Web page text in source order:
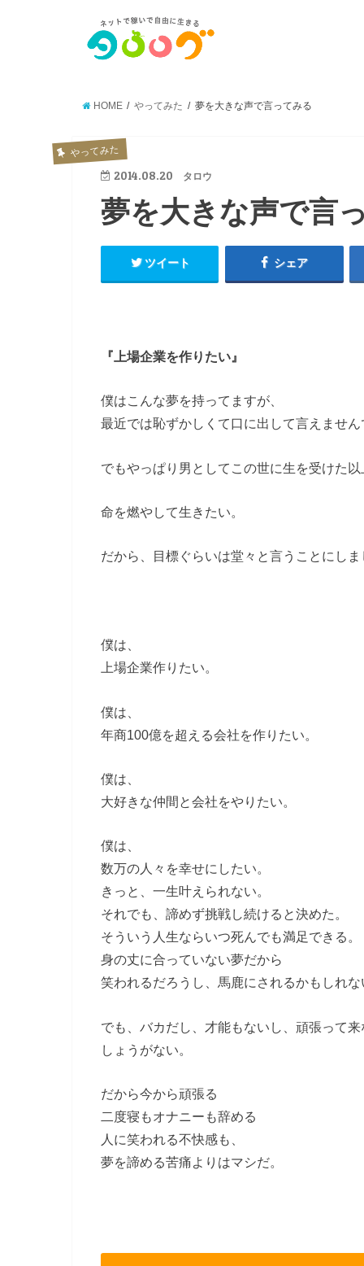
HOME やってみた 夢を大きな声で言ってみる
やってみた
2014.08.20 タロウ
夢を大きな声で言
ツイート シェア
『上場企業を作りたい』
僕はこんな夢を持ってますが、
最近では恥ずかしくて口に出して言えません
でもやっぱり男としてこの世に生を受けた以
命を燃やして生きたい。
だから、目標ぐらいは堂々と言うことにしま
僕は、
上場企業作りたい。
僕は、
年商100億を超える会社を作りたい。
僕は、
大好きな仲間と会社をやりたい。
僕は、
数万の人々を幸せにしたい。
きっと、一生叶えられない。
それでも、諦めず挑戦し続けると決めた。
そういう人生ならいつ死んでも満足できる。
身の丈に合っていない夢だから
笑われるだろうし、馬鹿にされるかもしれな
でも、バカだし、才能もないし、頑張って来
しょうがない。
だから今から頑張る
二度寝もオナニーも辞める
人に笑われる不快感も、
夢を諦める苦痛よりはマシだ。